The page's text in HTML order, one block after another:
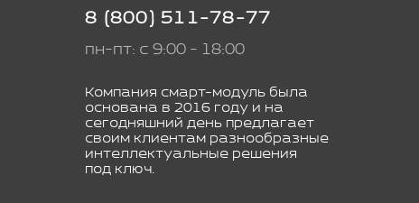
8 (800) 511-78-77
пн-пт: с 9:00 - 18:00
Компания смарт-модуль была
основана в 2016 году и на
сегодняшний день предлагает
своим клиентам разнообразные
интеллектуальные решения
под ключ.